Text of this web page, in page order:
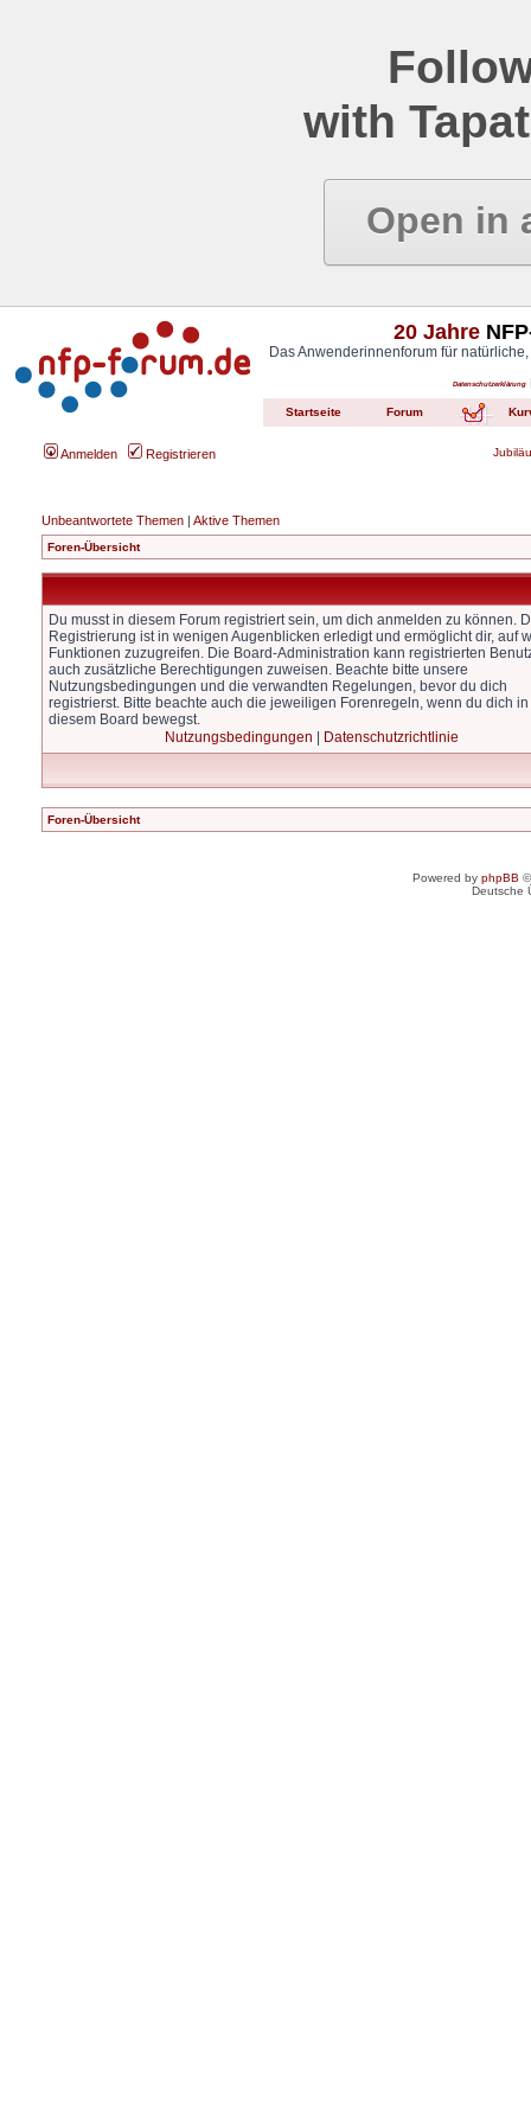
with
Open in
20 Jahre
Das Anwenderinnenforum für
Datenschutzerklärung
Startseite Forum
Anmelden Registrieren
Unbeantwortete Themen | Aktive Themen
Foren-Übersicht
Du musst in diesem Forum registriert sein, um dich anmelden zu können.
Registrierung ist in wenigen Augenblicken erledigt und ermöglicht dir, auf
Funktionen zuzugreifen. Die Board-Administration kann registrierten
auch zusätzliche Berechtigungen zuweisen. Beachte bitte unsere
Nutzungsbedingungen und die verwandten Regelungen, bevor du dich
registrierst. Bitte beachte auch die jeweiligen Forenregeln, wenn du dich in
diesem Board bewegst.
Nutzungsbedingungen
Datenschutzrichtlinie
Foren-Übersicht
Powered by phpBB
Deutsche